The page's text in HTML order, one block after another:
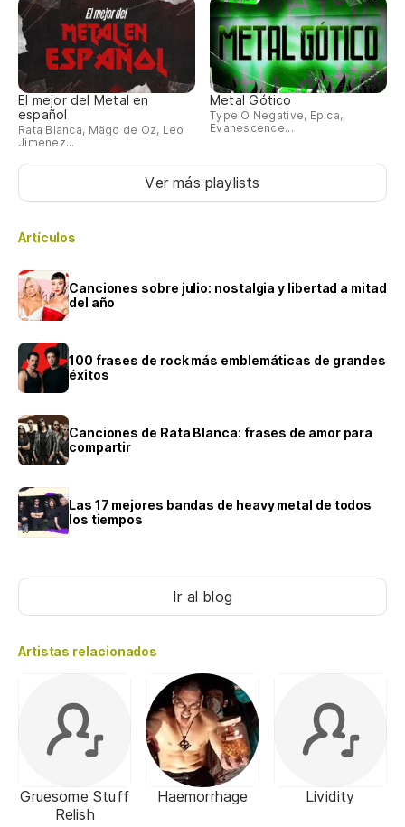
El mejor del Metal en
español
Rata Blanca, Mägo de Oz, Leo
Jimenez...
Metal Gótico
Type O Negative, Epica,
Evanescence...
Ver más playlists
Artículos
Canciones sobre julio: nostalgia y libertad a mitad
del año
100 frases de rock más emblemáticas de grandes
éxitos
Canciones de Rata Blanca: frases de amor para
compartir
Las 17 mejores bandas de heavy metal de todos
los tiempos
Ir al blog
Artistas relacionados
Gruesome Stuff
Relish
Haemorrhage Lividity